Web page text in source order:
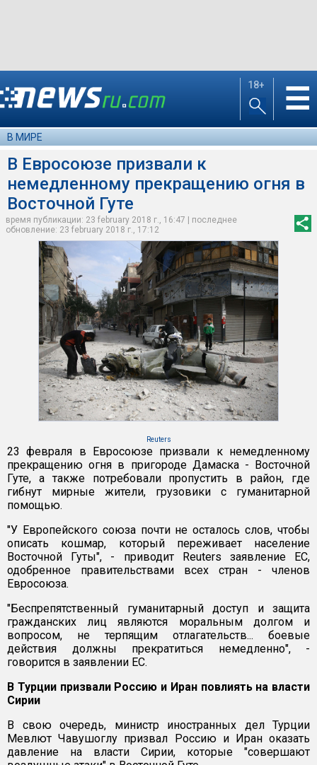
18+ ☰
В МИРЕ
В Евросоюзе призвали к
немедленному прекращению огня в
Восточной Гуте
время публикации: 23 february 2018 г., 16:47 | последнее
обновление: 23 february 2018 г., 17:12
Reuters
23 февраля в Евросоюзе призвали к немедленному
прекращению огня в пригороде Дамаска - Восточной
Гуте, а также потребовали пропустить в район, где
гибнут мирные жители, грузовики с гуманитарной
помощью.
"У Европейского союза почти не осталось слов, чтобы
описать кошмар, который переживает население
Восточной Гуты", - приводит Reuters заявление ЕС,
одобренное правительствами всех стран - членов
Евросоюза.
"Беспрепятственный гуманитарный доступ и защита
гражданских лиц являются моральным долгом и
вопросом, не терпящим отлагательств... боевые
действия должны прекратиться немедленно", -
говорится в заявлении ЕС.
В Турции призвали Россию и Иран повлиять на власти
Сирии
В свою очередь, министр иностранных дел Турции
Мевлют Чавушоглу призвал Россию и Иран оказать
давление на власти Сирии, которые "совершают